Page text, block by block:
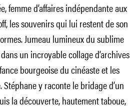
femme d’affaires indépendante aux
les souvenirs qui lui restent de son
Jumeau lumineux du sublime
un incroyable collage d’archives
bourgeoise du cinéaste et les
y raconte le bridage d’un
la découverte, hautement taboue,